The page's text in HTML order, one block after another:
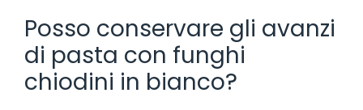
Posso conservare gli avanzi
di pasta con funghi
chiodini in bianco?